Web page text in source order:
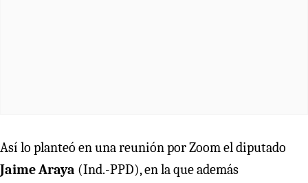
Así lo planteó en una reunión por Zoom el diputado
Jaime Araya (Ind.-PPD), en la que además